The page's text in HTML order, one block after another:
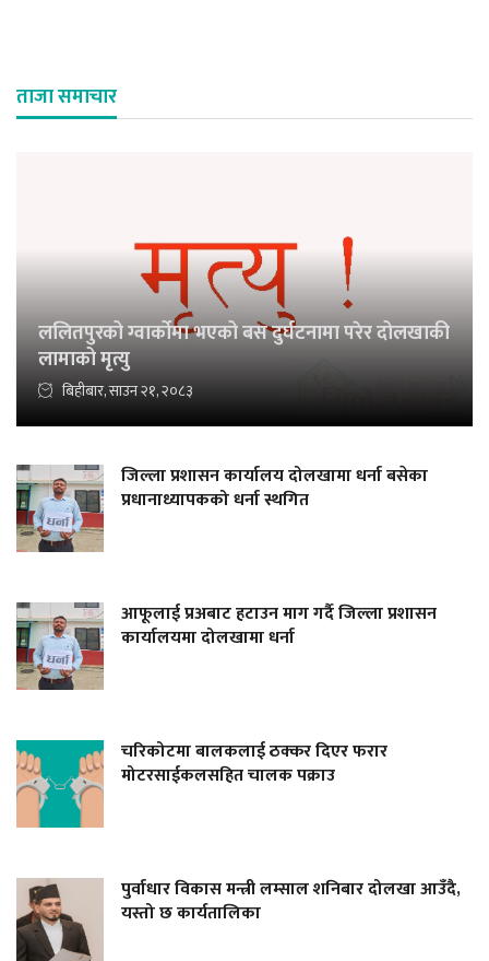
ताजा समाचार
ललितपुरको ग्वार्कोमा भएको बस दुर्घटनामा परेर दोलखाकी
लामाको मृत्यु
बिहीबार, साउन २१, २०८३
जिल्ला प्रशासन कार्यालय दोलखामा धर्ना बसेका
प्रधानाध्यापकको धर्ना स्थगित
आफूलाई प्रअबाट हटाउन माग गर्दै जिल्ला प्रशासन
कार्यालयमा दोलखामा धर्ना
चरिकोटमा बालकलाई ठक्कर दिएर फरार
मोटरसाईकलसहित चालक पक्राउ
पुर्वाधार विकास मन्त्री लम्साल शनिबार दोलखा आउँदै,
यस्तो छ कार्यतालिका